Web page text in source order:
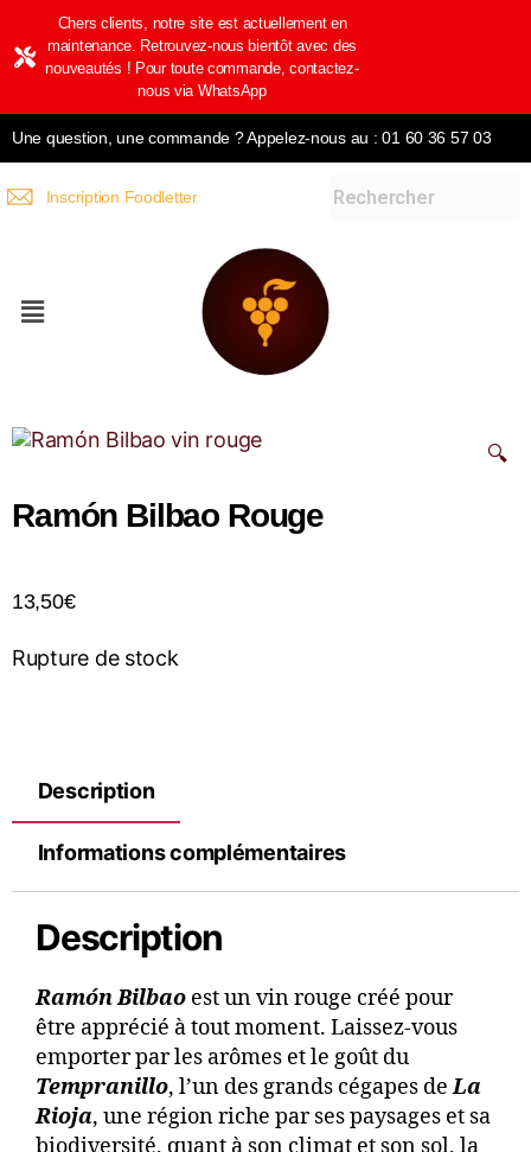
Chers clients, notre site est actuellement en
maintenance. Retrouvez-nous bientôt avec des
nouveautés ! Pour toute commande, contactez-
nous via WhatsApp
Une question, une commande ? Appelez-nous au : 01 60 36 57 03
Inscription Foodletter
🔍
Ramón Bilbao Rouge
13,50€
Rupture de stock
Description
Informations complémentaires
Description
Ramón Bilbao est un vin rouge créé pour
être apprécié à tout moment. Laissez-vous
emporter par les arômes et le goût du
Tempranillo, l’un des grands cégapes deLa
Rioja, une région riche par ses paysages et sa